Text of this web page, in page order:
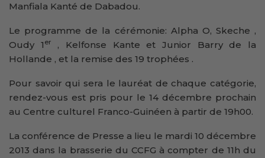
Manfiala Kanté de Dabadou.
Le programme de la cérémonie: Alpha O, Skeche ,
Oudy 1 er
, Kelfonse Kante et Junior Barry de la
Hollande , et la remise des 19 trophées .
Pour savoir qui sera le lauréat de chaque catégorie,
rendez-vous est pris pour le 14 décembre prochain
au Centre culturel Franco-Guinéen à partir de 19h00.
La conférence de Presse a lieu le mardi 10 décembre
2013 dans la brasserie du CCFG à compter de 11h du